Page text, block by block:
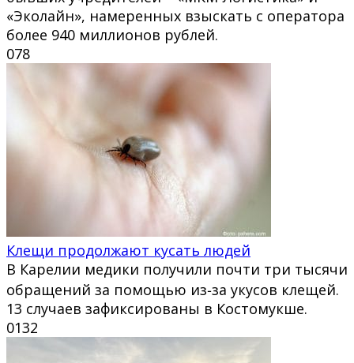
«Эколайн», намеренных взыскать с оператора
более 940 миллионов рублей.
078
Клещи продолжают кусать людей
В Карелии медики получили почти три тысячи
обращений за помощью из‑за укусов клещей.
13 случаев зафиксированы в Костомукше.
0132